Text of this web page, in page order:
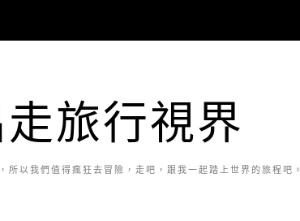
旅行視界
以我們值得瘋狂去冒險，走吧，跟我一起踏上世界的旅程吧。